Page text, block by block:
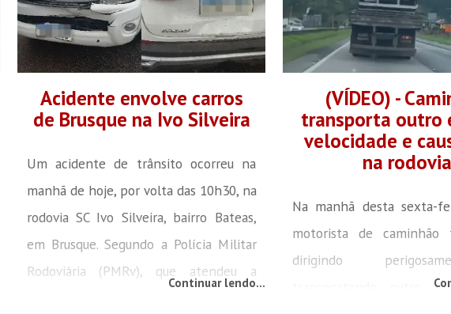
Acidente envolve carros
de Brusque na Ivo Silveira
Um acidente de trânsito ocorreu na
manhã de hoje, por volta das 10h30, na
rodovia SC Ivo Silveira, bairro Bateas,
em Brusque. Segundo a Polícia Militar
Rodoviária (PMRv), que atendeu a
Continuar lendo...
(VÍDEO) -
transporta outro
velocidade e
na rodovia
Na manhã desta sexta-
motorista de caminhão
dirigindo
transportando outro